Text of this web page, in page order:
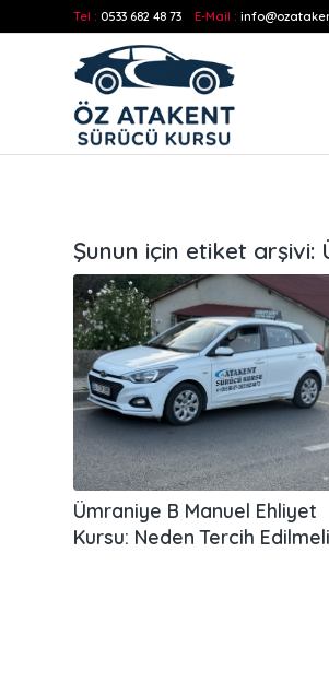
Tel : 0533 682 48 73 E-Mail :
Şunun için etiket arşivi:
Ümraniye B Manuel Ehliyet
Kursu: Neden Tercih